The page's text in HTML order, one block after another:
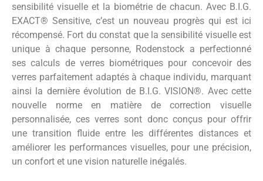
sensibilité visuelle et la biométrie de chacun. Avec B.I.G.
EXACT® Sensitive, c’est un nouveau progrès qui est ici
récompensé. Fort du constat que la sensibilité visuelle est
unique à chaque personne, Rodenstock a perfectionné
ses calculs de verres biométriques pour concevoir des
verres parfaitement adaptés à chaque individu, marquant
ainsi la dernière évolution de B.I.G. VISION®. Avec cette
nouvelle norme en matière de correction visuelle
personnalisée, ces verres sont donc conçus pour offrir
une transition fluide entre les différentes distances et
améliorer les performances visuelles, pour une précision,
un confort et une vision naturelle inégalés.